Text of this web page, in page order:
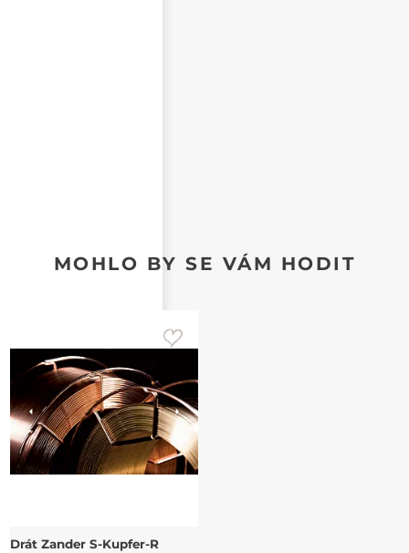
MOHLO BY SE VÁM HODIT
Drát Zander S-Kupfer-R